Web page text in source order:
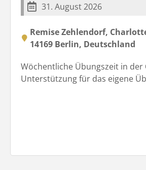
31. August 2026
Remise Zehlendorf,
14169 Berlin, Deutschland
Wöchentliche Übungszeit in der
Unterstützung für das eigene